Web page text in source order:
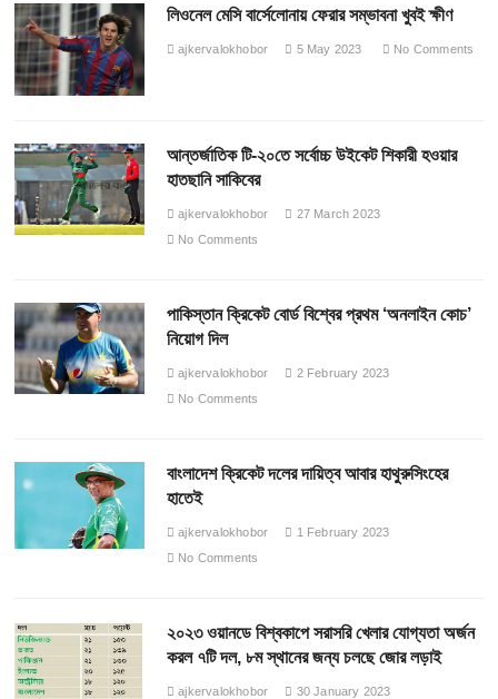
লিওনেল মেসি বার্সেলোনায় ফেরার সম্ভাবনা খুবই ক্ষীণ
ajkervalokhobor 5 May 2023 No Comments
আন্তর্জাতিক টি-২০তে সর্বোচ্চ উইকেট শিকারী হওয়ার
হাতছানি সাকিবের
ajkervalokhobor
27 March 2023
No Comments
পাকিস্তান ক্রিকেট বোর্ড বিশ্বের প্রথম ‘অনলাইন কোচ’
নিয়োগ দিল
ajkervalokhobor
2 February 2023
No Comments
বাংলাদেশ ক্রিকেট দলের দায়িত্ব আবার হাথুরুসিংহের
হাতেই
ajkervalokhobor
1 February 2023
No Comments
২০২৩ ওয়ানডে বিশ্বকাপে সরাসরি খেলার যোগ্যতা অর্জন
করল ৭টি দল, ৮ম স্থানের জন্য চলছে জোর লড়াই
ajkervalokhobor
30 January 2023